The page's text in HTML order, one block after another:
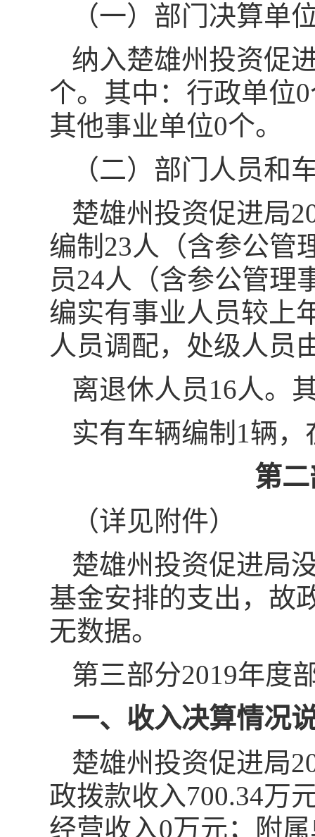
（一）部门决算单
纳入楚雄州投资促
个。其中：行政单位
其他事业单位0个。
（二）部门人员和
楚雄州投资促进局
编制23人（含参公管
员24人（含参公管理
编实有事业人员较上
人员调配，处级人员
离退休人员16人。
实有车辆编制1辆
第
（详见附件）
楚雄州投资促进局
基金安排的支出，故
无数据。
第三部分2019年度
一、收入决算情况
楚雄州投资促进局
政拨款收入700.34万
经营收入0万元；附